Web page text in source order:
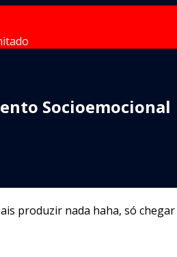
Socioemocional
produzir nada haha, só chegar